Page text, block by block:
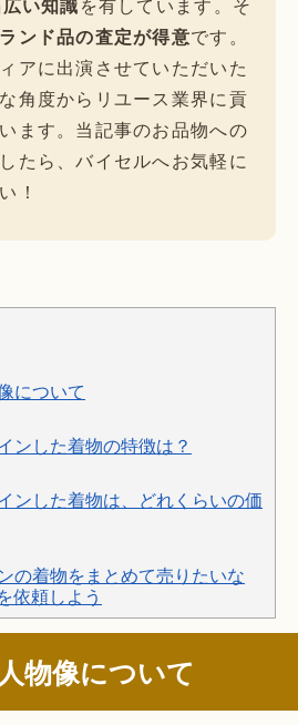
ンド品の査定が得意です。
アに出演させていただいた
角度からリユース業界に貢
ます。当記事のお品物への
たら、バイセルへお気軽に
！
について
ンした着物の特徴は？
ンした着物は、どれくらいの価
の着物をまとめて売りたいな
依頼しよう
物像について